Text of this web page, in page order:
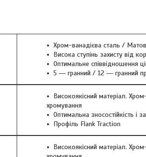
Хром-ванадієва сталь /
Висока ступінь захисту від
Оптимальне співвідношення
5 ― гранний / 12 ― гранний
Високоякісний матеріал.
хромування
Оптимальна зносостійкість і
Профіль Flank Traction
Високоякісний матеріал.